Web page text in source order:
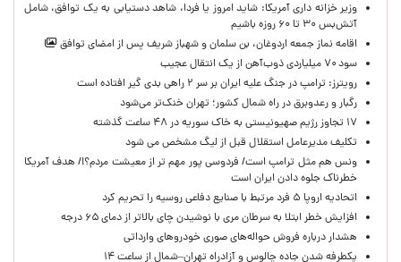
وزیر خزانه داری آمریکا: شاید امروز یا فردا، شاهد دستیابی به یک توافق، شامل
آتش‌بس ۳۰ تا ۶۰ روزه باشیم
اقامه نماز جمعه اردوغان، بن ‌سلمان و شهباز شریف پس از امضای توافق
سود ۷۰ میلیاردی ذوب‌آهن از یک انتقال عجیب
رویترز: ترامپ در جنگ علیه ایران بر سر ۲ راهی بدی گیر افتاده است
رگبار و رعدوبرق در راه شمال کشور؛ تهران خنک‌تر می‌شود
۱۷ تجاوز رژیم صهیونیستی به خاک سوریه در ۴۸ ساعت گذشته
تکلیف مدیرعامل استقلال قبل از لیگ مشخص می شود
ونس هم مثل ترامپ است/ فردوسی پور مهم تر از معیشت مردم؟!/ هدف آمریکا
خطرناک جلوه دادن ایران است
اتحادیه اروپا ۵ فرد مرتبط با صنایع دفاعی روسیه را تحریم کرد
افزایش خطر ابتلا به سرطان مری با نوشیدن چای بالاتر از دمای ۶۵ درجه
هشدار درباره فروش حواله‌های صوری خودروهای وارداتی
یکطرفه شدن جاده چالوس و آزادراه تهران–شمال از ساعت ۱۴